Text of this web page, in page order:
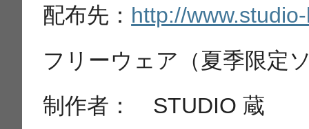
配布先： http://
フリーウェア（夏季限定
制作者： STUDIO 蔵